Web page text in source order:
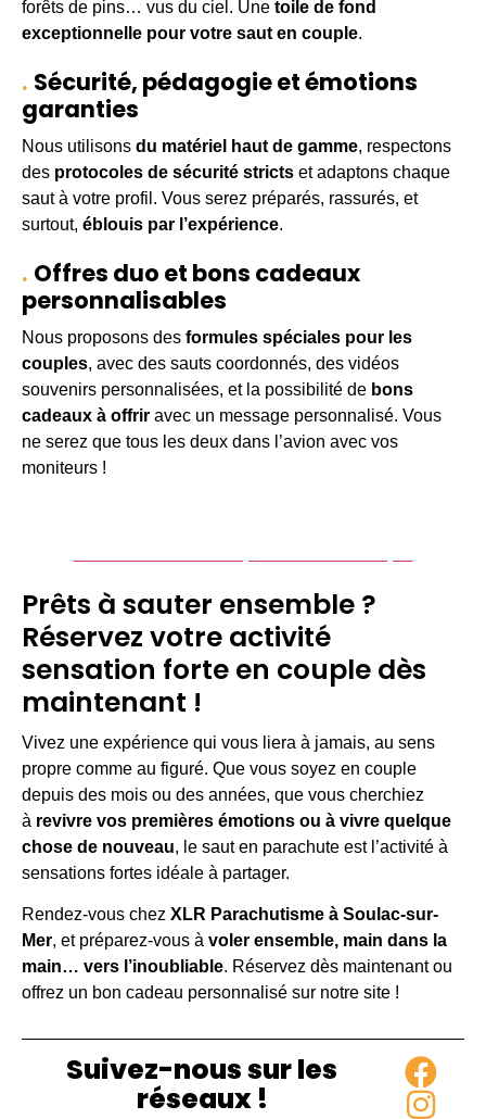
forêts de pins… vus du ciel. Une toile de fond
exceptionnelle pour votre saut en couple.
Sécurité, pédagogie et émotions
garanties
Nous utilisons du matériel haut de gamme, respectons
des protocoles de sécurité stricts et adaptons chaque
saut à votre profil. Vous serez préparés, rassurés, et
surtout, éblouis par l’expérience.
Offres duo et bons cadeaux
personnalisables
Nous proposons des formules spéciales pour les
couples, avec des sauts coordonnés, des vidéos
souvenirs personnalisées, et la possibilité de bons
cadeaux à offrir avec un message personnalisé. Vous
ne serez que tous les deux dans l’avion avec vos
moniteurs !
Prêts à sauter ensemble ?
Réservez votre activité
sensation forte en couple dès
maintenant !
Vivez une expérience qui vous liera à jamais, au sens
propre comme au figuré. Que vous soyez en couple
depuis des mois ou des années, que vous cherchiez
à revivre vos premières émotions ou à vivre quelque
chose de nouveau, le saut en parachute est l’activité à
sensations fortes idéale à partager.
Rendez-vous chez XLR Parachutisme à Soulac-sur-
Mer, et préparez-vous à voler ensemble, main dans la
main… vers l’inoubliable. Réservez dès maintenant ou
offrez un bon cadeau personnalisé sur notre site !
Suivez-nous sur les
réseaux !